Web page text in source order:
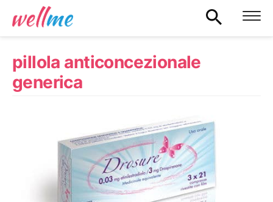
pillola anticoncezionale
generica